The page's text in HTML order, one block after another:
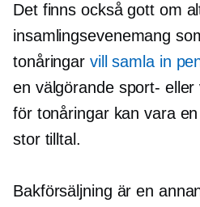
Det finns också gott om
insamlingsevenemang
tonåringar vill samla in
en välgörande sport- eller
för tonåringar kan vara
stor tilltal.
Bakförsäljning är en